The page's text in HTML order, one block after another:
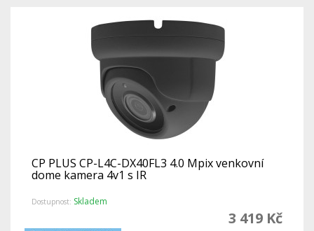
CP PLUS CP-L4C-DX40FL3 4.0 Mpix venkovní
dome kamera 4v1 s IR
Dostupnost: Skladem
3 419 Kč